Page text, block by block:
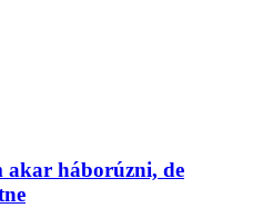
akar háborúzni, de